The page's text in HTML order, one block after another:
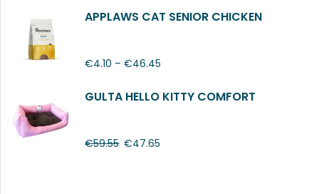
APPLAWS CAT SENIOR CHICKEN
€4.10 – €46.45
GULTA HELLO KITTY COMFORT
€59.55 €47.65